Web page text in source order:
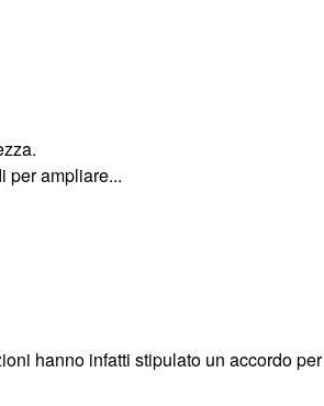
per ampliare...
hanno infatti stipulato un accordo per